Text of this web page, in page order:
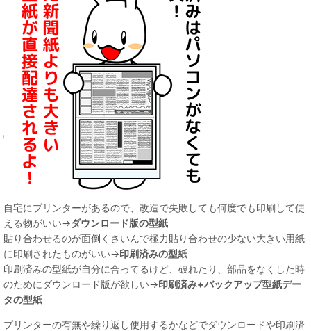
自宅にプリンターがあるので、改造で失敗しても何度でも印刷して使
える物がいい→ダウンロード版の型紙
貼り合わせるのが面倒くさいんで極力貼り合わせの少ない大きい用紙
に印刷されたものがいい→印刷済みの型紙
印刷済みの型紙が自分に合ってるけど、破れたり、部品をなくした時
のためにダウンロード版が欲しい→印刷済み+バックアップ型紙デー
タの型紙
プリンターの有無や繰り返し使用するかなどでダウンロードや印刷済